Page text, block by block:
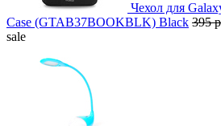
Чехол для
Case (GTAB37BOOKBLK) Black 395
sale